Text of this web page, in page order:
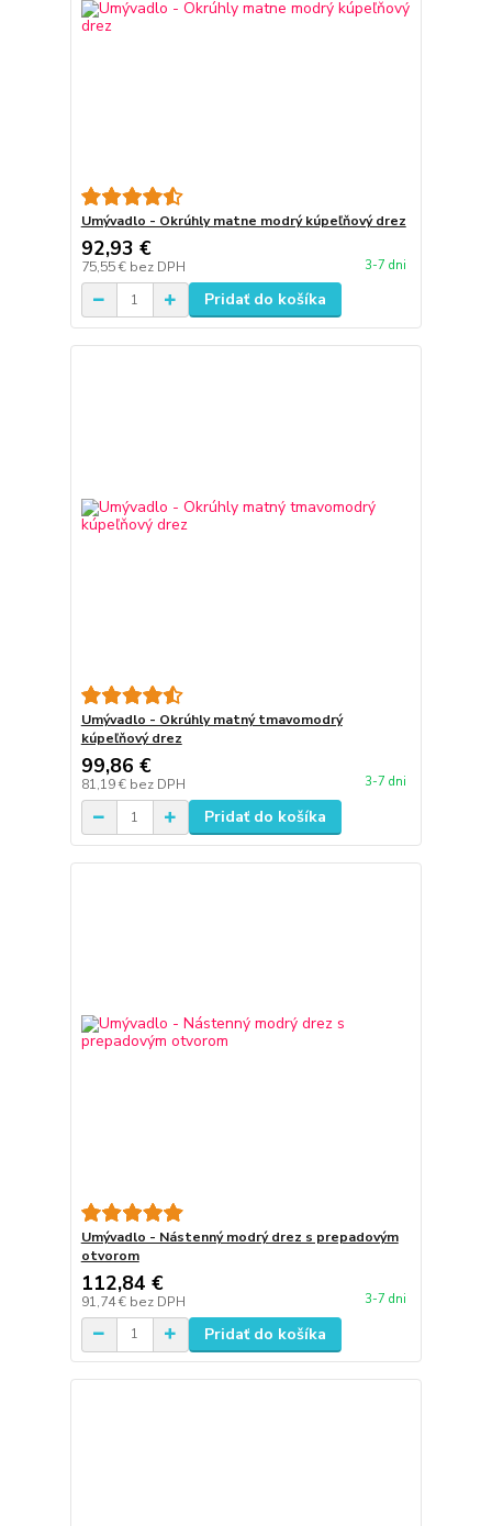
Umývadlo - Okrúhly matne modrý kúpeľňový drez
92,93 €
75,55 € bez DPH 3-7 dni
Pridať do košíka
Umývadlo - Okrúhly matný tmavomodrý
kúpeľňový drez
99,86 €
81,19 € bez DPH 3-7 dni
Pridať do košíka
Umývadlo - Nástenný modrý drez s prepadovým
otvorom
112,84 €
91,74 € bez DPH 3-7 dni
Pridať do košíka